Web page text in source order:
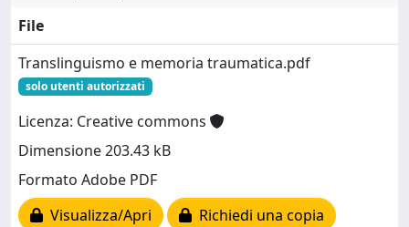
File
Translinguismo e memoria traumatica.pdf
solo utenti autorizzati
Licenza: Creative commons
Dimensione 203.43 kB
Formato Adobe PDF
Visualizza/Apri
Richiedi una copia